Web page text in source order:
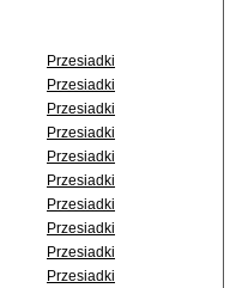
Przesiadki
Przesiadki
Przesiadki
Przesiadki
Przesiadki
Przesiadki
Przesiadki
Przesiadki
Przesiadki
Przesiadki